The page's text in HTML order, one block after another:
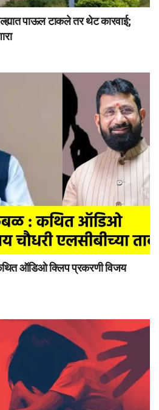
पाऊल टाकले तर थेट कारवाई;
ऑडिओ क्लिप प्रकरणी विजय